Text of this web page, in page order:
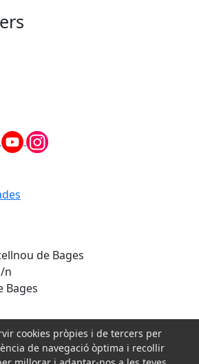
de Bages
n
Bages
de:
cookies pròpies i de tercers per
de navegació òptima i recollir